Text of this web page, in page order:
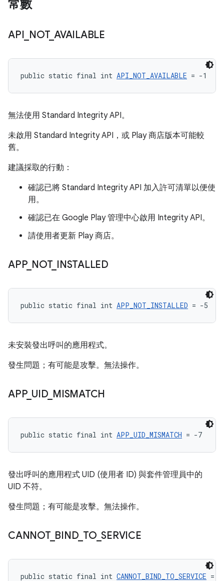
常數
API NOT_ AVAILABLE
public static final int API_NOT_AVAILABLE = -1
無法使用 Standard Integrity API。
未啟用 Standard Integrity API，或 Play 商店版本可能較
舊。
建議採取的行動：
確認已將 Standard Integrity API 加入許可清單以便使
用。
確認已在 Google Play 管理中心啟用 Integrity API。
請使用者更新 Play 商店。
APP_ NOT_ INSTALLED
public static final int APP_NOT_INSTALLED = -5
未安裝發出呼叫的應用程式。
發生問題；有可能是攻擊。無法操作。
APP_ UID_ MISMATCH
public static final int APP_UID_MISMATCH = -7
發出呼叫的應用程式 UID (使用者 ID) 與套件管理員中的
UID 不符。
發生問題；有可能是攻擊。無法操作。
CANNOT_ BIND_ TO_SERVICE
public static final int CANNOT_BIND_TO_SERVICE = -